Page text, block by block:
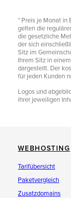
* Preis je Monat in
gelten die
die gesetzliche
der sich
Sitz im
Ihrem Sitz in
dargestellt. Der
für jeden Kunden
Logos und
ihrer jeweiligen
WEBHOSTING
Tarifübersicht
Paketvergleich
Zusatzdomains